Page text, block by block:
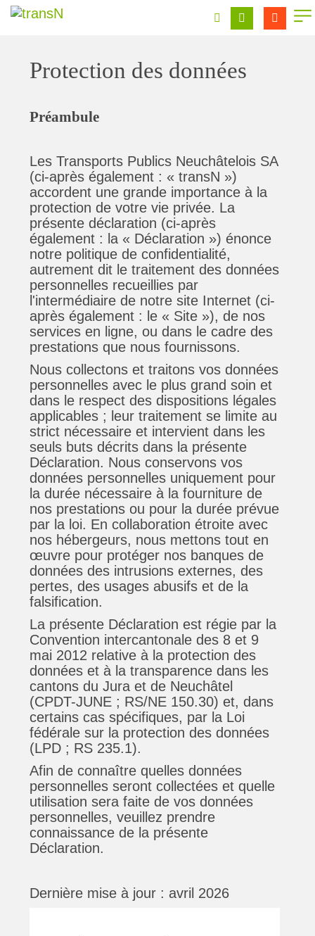
Protection des données
Préambule
Les Transports Publics Neuchâtelois SA
(ci-après également : « transN »)
accordent une grande importance à la
protection de votre vie privée. La
présente déclaration (ci-après
également : la « Déclaration ») énonce
notre politique de confidentialité,
autrement dit le traitement des données
personnelles recueillies par
l'intermédiaire de notre site Internet (ci-
après également : le « Site »), de nos
services en ligne, ou dans le cadre des
prestations que nous fournissons.
Nous collectons et traitons vos données
personnelles avec le plus grand soin et
dans le respect des dispositions légales
applicables ; leur traitement se limite au
strict nécessaire et intervient dans les
seuls buts décrits dans la présente
Déclaration. Nous conservons vos
données personnelles uniquement pour
la durée nécessaire à la fourniture de
nos prestations ou pour la durée prévue
par la loi. En collaboration étroite avec
nos hébergeurs, nous mettons tout en
œuvre pour protéger nos banques de
données des intrusions externes, des
pertes, des usages abusifs et de la
falsification.
La présente Déclaration est régie par la
Convention intercantonale des 8 et 9
mai 2012 relative à la protection des
données et à la transparence dans les
cantons du Jura et de Neuchâtel
(CPDT-JUNE ; RS/NE 150.30) et, dans
certains cas spécifiques, par la Loi
fédérale sur la protection des données
(LPD ; RS 235.1).
Afin de connaître quelles données
personnelles seront collectées et quelle
utilisation sera faite de vos données
personnelles, veuillez prendre
connaissance de la présente
Déclaration.
Dernière mise à jour : avril 2026